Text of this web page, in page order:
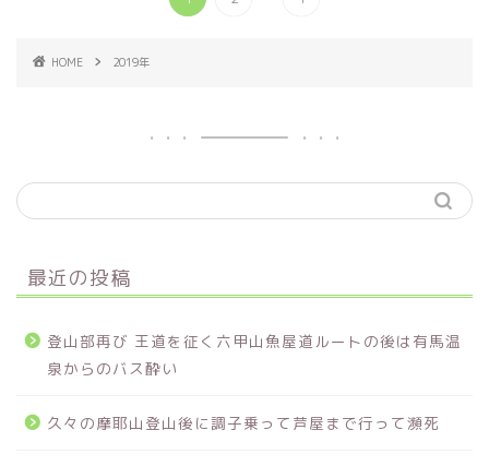
HOME 2019年
最近の投稿
登山部再び 王道を征く六甲山魚屋道ルートの後は有馬温
泉からのバス酔い
久々の摩耶山登山後に調子乗って芦屋まで行って瀕死